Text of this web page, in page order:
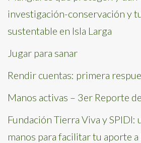
investigación-conservación y
sustentable en Isla Larga
Jugar para sanar
Rendir cuentas: primera
Manos activas – 3er Reporte
Fundación Tierra Viva y SPIDI:
manos para facilitar tu aporte